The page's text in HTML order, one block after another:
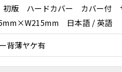
版 ハードカバー カバー付
日本語 / 英語
背薄ヤケ有